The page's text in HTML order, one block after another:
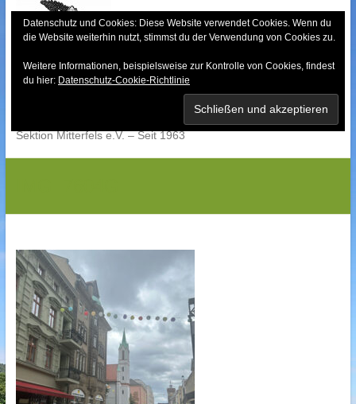
content
Bayerischer Wald-
Sektion Mitterfels e.V. – Seit 1963
Datenschutz und Cookies: Diese Website verwendet Cookies. Wenn du
die Website weiterhin nutzt, stimmst du der Verwendung von Cookies zu.
Weitere Informationen, beispielsweise zur Kontrolle von Cookies, findest
du hier: Datenschutz-Cookie-Richtlinie